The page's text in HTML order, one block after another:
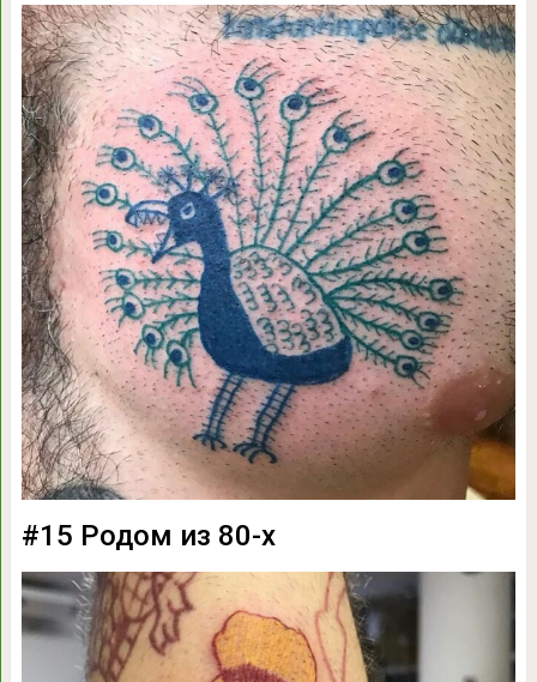
#15 Родом из 80-х